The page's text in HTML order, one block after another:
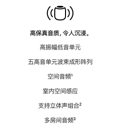
高保真音质，令人沉浸。
高振幅低音单元
五高音单元波束成形阵列
空间音频脚
¹
室内空间感应
支持立体声组合脚
²
多房间音频脚
³